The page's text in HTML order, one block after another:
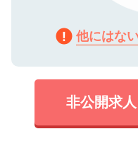
他にはな
非公開求